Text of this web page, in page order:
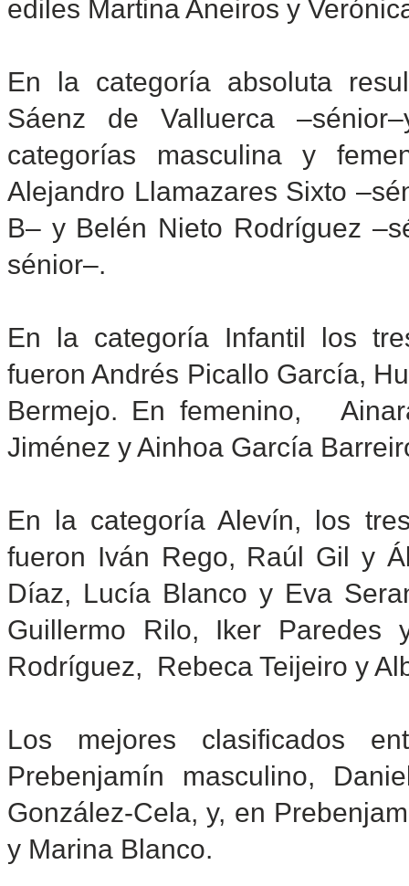
ediles Martina Aneiros y
En la categoría absoluta
Sáenz de Valluerca
categorías masculina y
Alejandro Llamazares Sixto
B– y Belén Nieto Rodríguez
sénior–.
En la categoría Infantil los
fueron Andrés Picallo García,
Bermejo. En femenino,
Jiménez y Ainhoa García
En la categoría Alevín, los
fueron Iván Rego, Raúl Gil y
Díaz, Lucía Blanco y Eva
Guillermo Rilo, Iker
Rodríguez, Rebeca Teijeiro y
Los mejores clasificados
Prebenjamín masculino,
González-Cela, y, en
y Marina Blanco.